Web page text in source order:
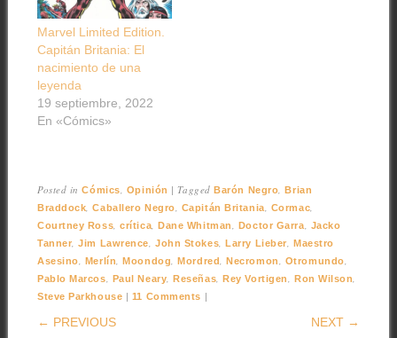
Marvel Limited Edition.
Capitán Britania: El
nacimiento de una
leyenda
19 septiembre, 2022
En «Cómics»
Posted inCómics, Opinión |TaggedBarón Negro,Brian
Braddock,Caballero Negro, Capitán Britania, Cormac,
Courtney Ross,crítica,Dane Whitman, Doctor Garra, Jacko
Tanner,Jim Lawrence,John Stokes,Larry Lieber, Maestro
Asesino, Merlín,Moondog,Mordred,Necromon, Otromundo,
Pablo Marcos, Paul Neary,Reseñas,Rey Vortigen, Ron Wilson,
Steve Parkhouse | 11 Comments |
POST NAVIGATION
← PREVIOUS NEXT →